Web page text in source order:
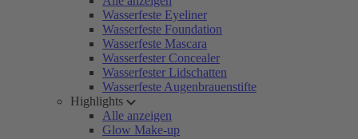
Wasserfeste Eyeliner
Wasserfeste Foundation
Wasserfeste Mascara
Wasserfester Concealer
Wasserfester Lidschatten
Wasserfeste Augenbrauenstifte
Highlights
Alle anzeigen
Glow Make-up